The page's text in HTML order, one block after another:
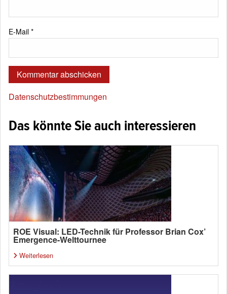
E-Mail *
Datenschutzbestimmungen
Das könnte Sie auch interessieren
ROE Visual: LED-Technik für Professor Brian Cox’
Emergence-Welttournee
Weiterlesen